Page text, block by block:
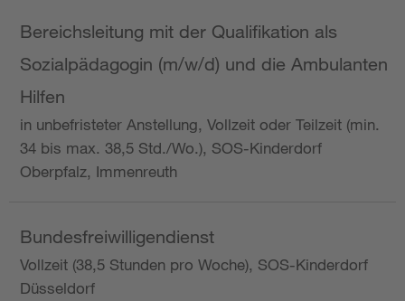
Bereichsleitung mit der Qualifikation als
Sozialpädagogin (m/w/d) und die Ambulanten
Hilfen
in unbefristeter Anstellung, Vollzeit oder Teilzeit (min.
34 bis max. 38,5 Std./Wo.), SOS-Kinderdorf
Oberpfalz, Immenreuth
Bundesfreiwilligendienst
Vollzeit (38,5 Stunden pro Woche), SOS-Kinderdorf
Düsseldorf